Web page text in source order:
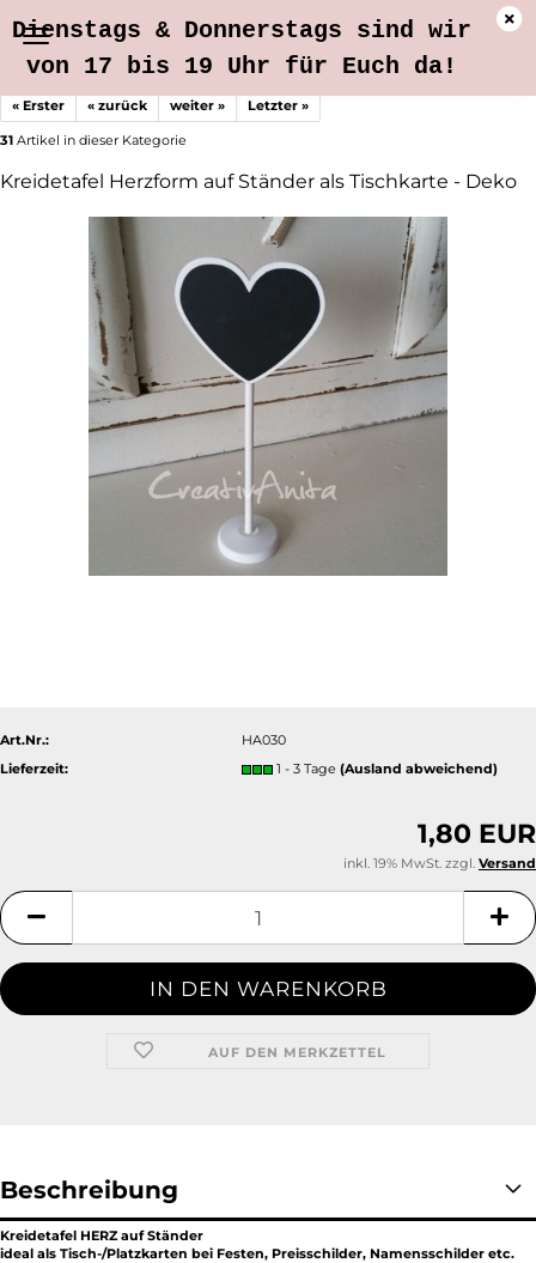
Dienstags & Donnerstags sind wir
von 17 bis 19 Uhr für Euch da!
« Erster « zurück weiter » Letzter »
31 Artikel in dieser Kategorie
Kreidetafel Herzform auf Ständer als Tischkarte - Deko
Art.Nr.:
HA030
Lieferzeit:
1 - 3 Tage (Ausland abweichend)
1,80 EUR
inkl. 19% MwSt. zzgl. Versand
AUF DEN MERKZETTEL
Beschreibung
Kreidetafel HERZ auf Ständer
ideal als Tisch-/Platzkarten bei Festen, Preisschilder, Namensschilder etc.